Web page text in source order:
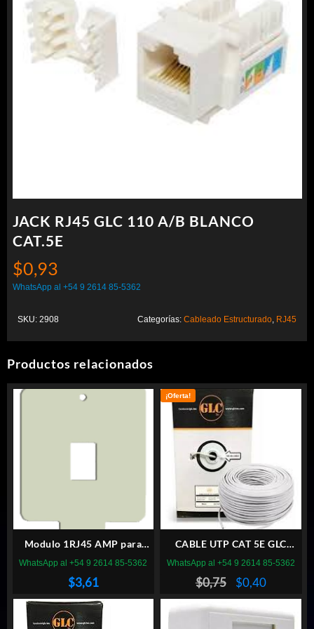
JACK RJ45 GLC 110 A/B BLANCO
CAT.5E
$0,93
WhatsApp al +54 9 2614 85-5362
SKU: 2908 Categorías: Cableado Estructurado RJ45
Productos relacionados
Modulo 1RJ45 AMP para
Periscopio
$3,61
WhatsApp al +54 9 2614 85-5362
¡Oferta!
CABLE UTP CAT 5E GLC
INTERIOR GRIS X METRO
$0,75
El
precio
original
era:
$0,40El
precio
actual
es:
WhatsApp al +54 9 2614 85-5362